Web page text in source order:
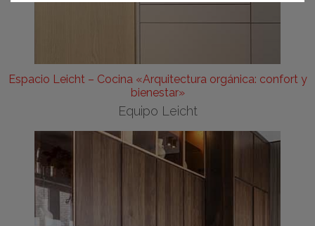
Espacio Leicht – Cocina «Arquitectura orgánica: confort y
bienestar»
Equipo Leicht